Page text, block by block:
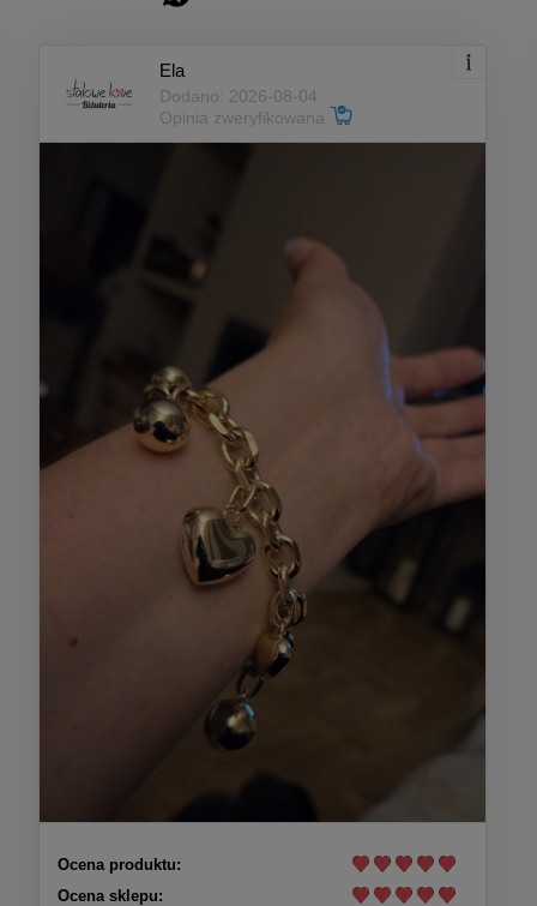
Ela
Dodano: 2026-08-04
Opinia zweryfikowana
Ocena produktu:
Ocena sklepu: